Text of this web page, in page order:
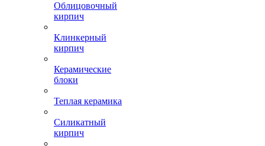
Облицовочный
кирпич
Клинкерный
кирпич
Керамические
блоки
Теплая керамика
Силикатный
кирпич